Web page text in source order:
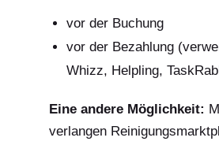
vor der Buchung
vor der Bezahlung
Whizz, Helpling,
Eine andere Möglichkeit:
verlangen